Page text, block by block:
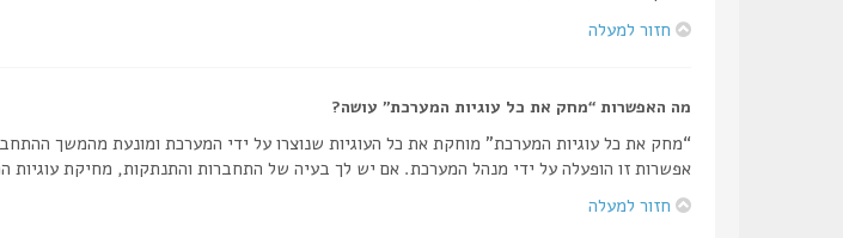
חזור למעלה
מה האפשרות “מחק את כל עוגיות המערכת” עושה?
“מחק את כל עוגיות המערכת” מוחקת את כל העוגיות שנוצרו על ידי המערכת ומונעת מהמשך
אפשרות זו הופעלה על ידי מנהל המערכת. אם יש לך בעיה של התחברות והתנתקות, מחיקת עוגיות
חזור למעלה